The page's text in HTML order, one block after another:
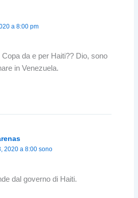
a 8:00 pm
da e per Haiti?? Dio, sono
in Venezuela.
2020 a 8:00 sono
dal governo di Haiti.